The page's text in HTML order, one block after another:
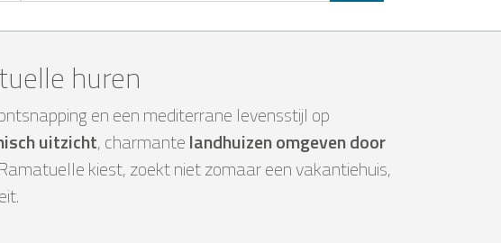
huren
en een mediterrane levensstijl op
uitzicht, charmantelandhuizen omgeven door
kiest, zoekt niet zomaar een vakantiehuis,